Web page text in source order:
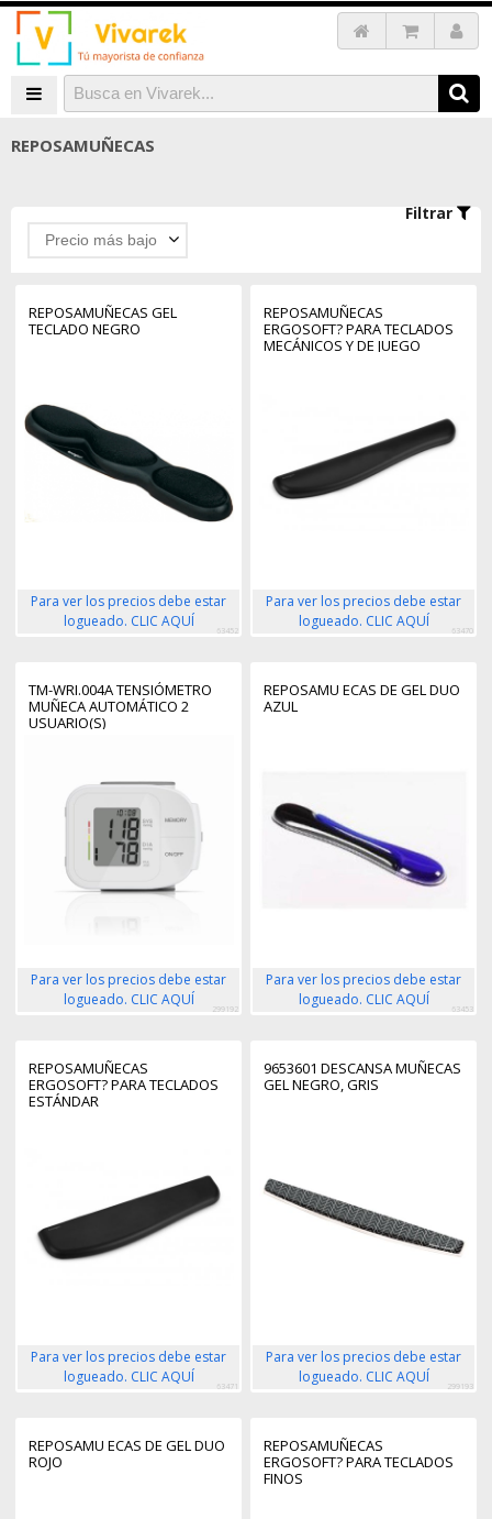
REPOSAMUÑECAS
Filtrar
Precio más bajo
REPOSAMUÑECAS GEL
TECLADO NEGRO
Para ver los precios debe estar
logueado. CLIC AQUÍ
63452
REPOSAMUÑECAS
ERGOSOFT? PARA TECLADOS
MECÁNICOS Y DE JUEGO
Para ver los precios debe estar
logueado. CLIC AQUÍ
63470
TM-WRI.004A TENSIÓMETRO
MUÑECA AUTOMÁTICO 2
USUARIO(S)
Para ver los precios debe estar
logueado. CLIC AQUÍ
299192
REPOSAMU ECAS DE GEL DUO
AZUL
Para ver los precios debe estar
logueado. CLIC AQUÍ
63453
REPOSAMUÑECAS
ERGOSOFT? PARA TECLADOS
ESTÁNDAR
Para ver los precios debe estar
logueado. CLIC AQUÍ
63471
9653601 DESCANSA MUÑECAS
GEL NEGRO, GRIS
Para ver los precios debe estar
logueado. CLIC AQUÍ
299193
REPOSAMU ECAS DE GEL DUO
ROJO
REPOSAMUÑECAS
ERGOSOFT? PARA TECLADOS
FINOS